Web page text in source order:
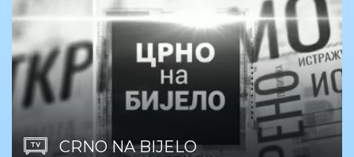
CRNO NA BIJELO